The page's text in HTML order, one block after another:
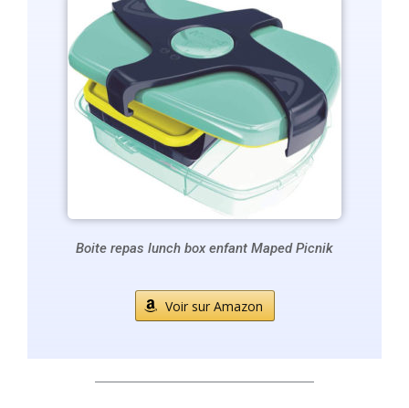
Boite repas lunch box enfant Maped Picnik
Voir sur Amazon